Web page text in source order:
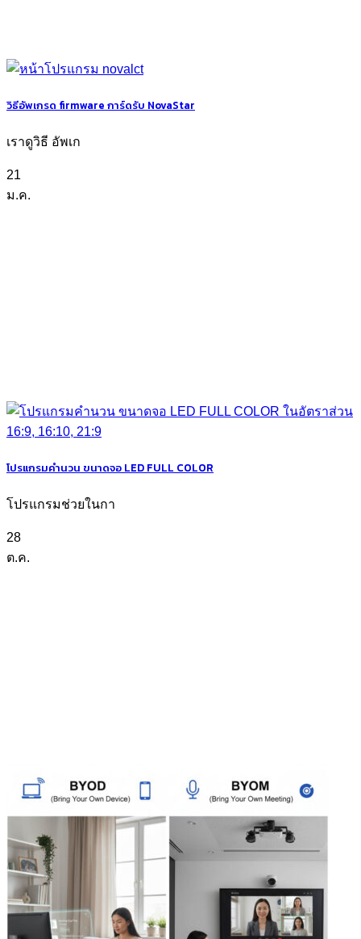
วิธีอัพเกรด firmware การ์ดรับ NovaStar
เราดูวิธี อัพเก
21
ม.ค.
โปรแกรมคำนวน ขนาดจอ LED FULL COLOR
โปรแกรมช่วยในกา
28
ต.ค.